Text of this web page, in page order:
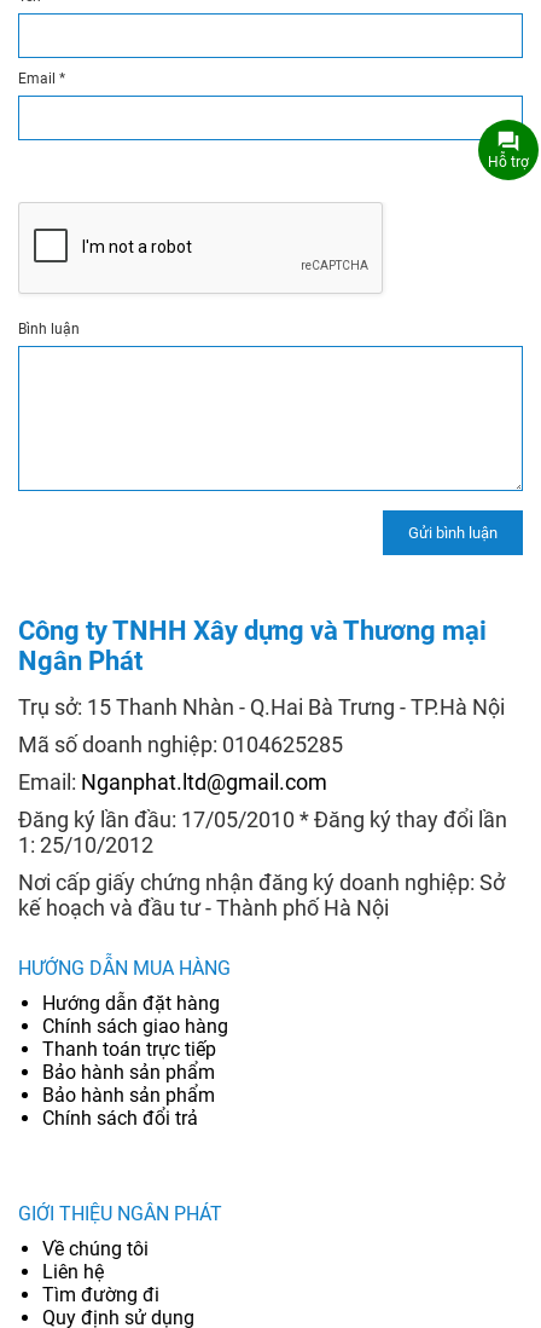
Email *
Bình luận
Công ty TNHH Xây dựng và Thương mại
Ngân Phát
Trụ sở: 15 Thanh Nhàn - Q.Hai Bà Trưng - TP.Hà Nội
Mã số doanh nghiệp: 0104625285
Email: Nganphat.ltd@gmail.com
Đăng ký lần đầu: 17/05/2010 * Đăng ký thay đổi lần
1: 25/10/2012
Nơi cấp giấy chứng nhận đăng ký doanh nghiệp: Sở
kế hoạch và đầu tư - Thành phố Hà Nội
HƯỚNG DẪN MUA HÀNG
Hướng dẫn đặt hàng
Chính sách giao hàng
Thanh toán trực tiếp
Bảo hành sản phẩm
Bảo hành sản phẩm
Chính sách đổi trả
GIỚI THIỆU NGÂN PHÁT
Về chúng tôi
Liên hệ
Tìm đường đi
Quy định sử dụng
Hỗ trợ